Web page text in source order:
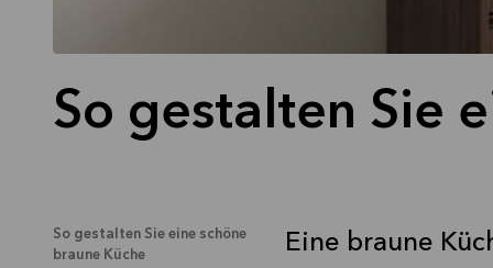
So gestalten Sie
So gestalten Sie eine schöne
braune Küche
Eine braune